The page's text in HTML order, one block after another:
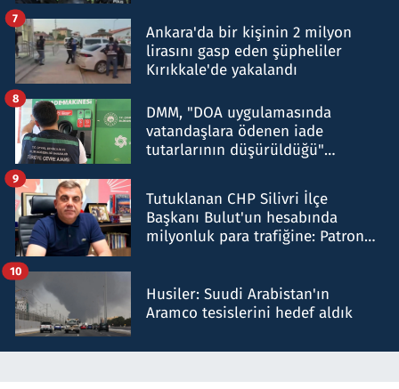
Ankara'da bir kişinin 2 milyon
lirasını gasp eden şüpheliler
Kırıkkale'de yakalandı
7
DMM, "DOA uygulamasında
vatandaşlara ödenen iade
tutarlarının düşürüldüğü"
8
Tutuklanan CHP Silivri İlçe
Başkanı Bulut'un hesabında
milyonluk para trafiğine: Patron
9
Husiler: Suudi Arabistan'ın
Aramco tesislerini hedef aldık
10